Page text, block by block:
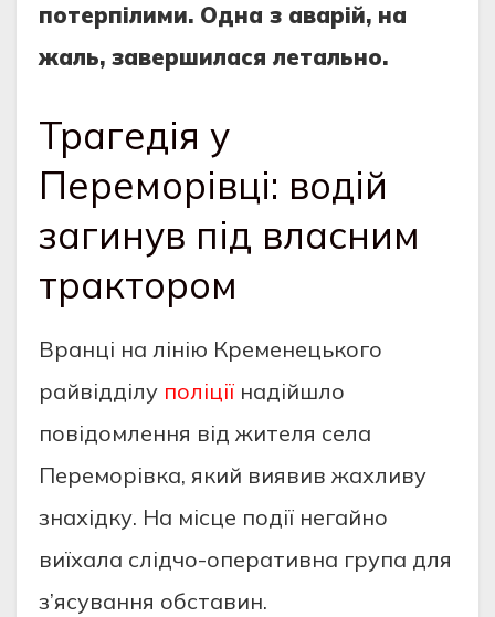
потерпілими. Одна з аварій, на
жаль, завершилася летально.
Трагедія у
Переморівці: водій
загинув під власним
трактором
Вранці на лінію Кременецького
райвідділу поліції надійшло
повідомлення від жителя села
Переморівка, який виявив жахливу
знахідку. На місце події негайно
виїхала слідчо-оперативна група для
з’ясування обставин.